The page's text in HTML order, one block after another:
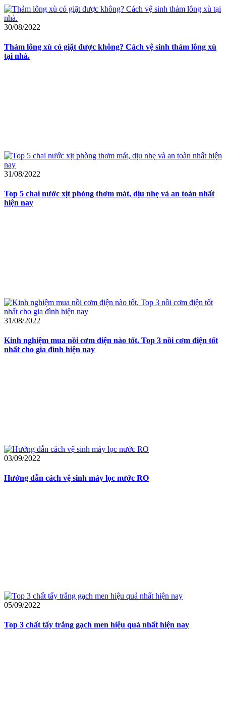
30/08/2022
Thảm lông xù có giặt được không? Cách vệ sinh thảm lông xù
tại nhà.
31/08/2022
Top 5 chai nước xịt phòng thơm mát, dịu nhẹ và an toàn nhất
hiện nay
31/08/2022
Kinh nghiệm mua nồi cơm điện nào tốt. Top 3 nồi cơm điện tốt
nhất cho gia đình hiện nay
03/09/2022
Hướng dẫn cách vệ sinh máy lọc nước RO
05/09/2022
Top 3 chất tẩy trắng gạch men hiệu quả nhất hiện nay